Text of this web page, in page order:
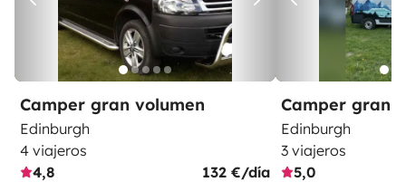
Camper gran volumen
Edinburgh
4 viajeros
4,8
132 €/día
Camper gran
Edinburgh
3 viajeros
5,0